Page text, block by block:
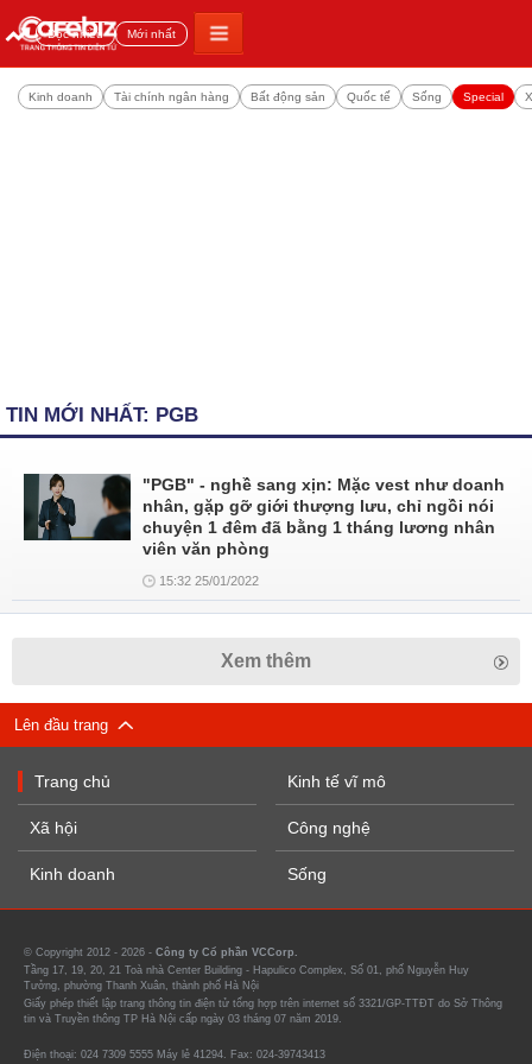
Đọc nhiều Mới nhất
Kinh doanh Tài chính ngân hàng Bất động sản Quốc tế Sống Special
TIN MỚI NHẤT: PGB
"PGB" - nghề sang xịn: Mặc vest như doanh
nhân, gặp gỡ giới thượng lưu, chỉ ngồi nói
chuyện 1 đêm đã bằng 1 tháng lương nhân
viên văn phòng
15:32 25/01/2022
Xem thêm
Lên đầu trang
Trang chủ
Xã hội
Kinh doanh
Kinh tế vĩ mô
Công nghệ
Sống
© Copyright 2012 - 2026 - Công ty Cổ phần VCCorp.
Tầng 17, 19, 20, 21 Toà nhà Center Building - Hapulico Complex, Số 01, phố Nguyễn Huy
Tưởng, phường Thanh Xuân, thành phố Hà Nội
Giấy phép thiết lập trang thông tin điện tử tổng hợp trên internet số 3321/GP-TTĐT do Sở Thông
tin và Truyền thông TP Hà Nội cấp ngày 03 tháng 07 năm 2019.
Điện thoại: 024 7309 5555 Máy lẻ 41294. Fax: 024-39743413